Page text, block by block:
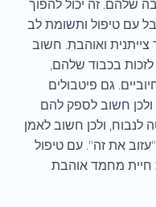
שלהם. זה יכול להפוך
עם טיפול ותשומת לב
צייתנית ואוהבת. חשוב
בכבוד שלהם,
גם פיטבולים
ולכן חשוב לספק להם
לנבוח, ולכן חשוב לאמן
את זה". עם טיפול
חיית מחמד אוהבת